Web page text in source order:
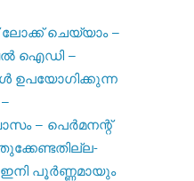
ചെയ്യാം –
ഐഡി –
ഉപയോഗിക്കുന്ന
– പെർമനന്റ്
ഇനി പൂർണ്ണമായും